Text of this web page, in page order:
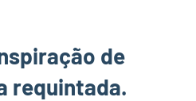
de
requintada.